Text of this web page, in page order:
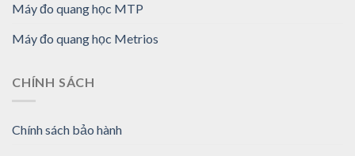
Máy đo quang học MTP
Máy đo quang học Metrios
CHÍNH SÁCH
Chính sách bảo hành